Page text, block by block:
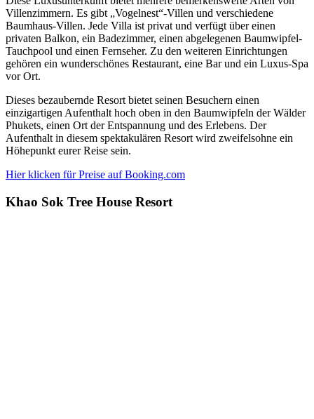
Villenzimmern. Es gibt „Vogelnest“-Villen und verschiedene
Baumhaus-Villen. Jede Villa ist privat und verfügt über einen
privaten Balkon, ein Badezimmer, einen abgelegenen Baumwipfel-
Tauchpool und einen Fernseher. Zu den weiteren Einrichtungen
gehören ein wunderschönes Restaurant, eine Bar und ein Luxus-Spa
vor Ort.
Dieses bezaubernde Resort bietet seinen Besuchern einen
einzigartigen Aufenthalt hoch oben in den Baumwipfeln der Wälder
Phukets, einen Ort der Entspannung und des Erlebens. Der
Aufenthalt in diesem spektakulären Resort wird zweifelsohne ein
Höhepunkt eurer Reise sein.
Hier klicken für Preise auf Booking.com
Khao Sok Tree House Resort